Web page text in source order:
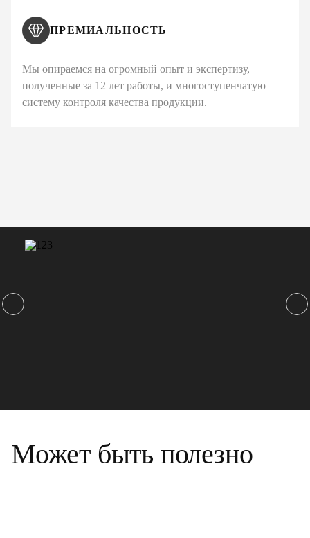
ПРЕМИАЛЬНОСТЬ
Мы опираемся на огромный опыт и экспертизу,
полученные за 12 лет работы, и многоступенчатую
систему контроля качества продукции.
Может быть полезно